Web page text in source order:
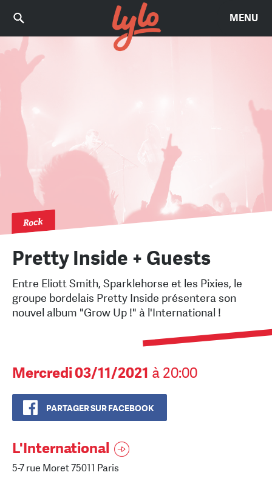
MENU
Rock
Pretty Inside + Guests
Entre Eliott Smith, Sparklehorse et les Pixies, le
groupe bordelais Pretty Inside présentera son
nouvel album "Grow Up !" à l'International !
Mercredi 03/11/2021 à 20:00
PARTAGER SUR FACEBOOK
L'International
5-7 rue Moret 75011 Paris